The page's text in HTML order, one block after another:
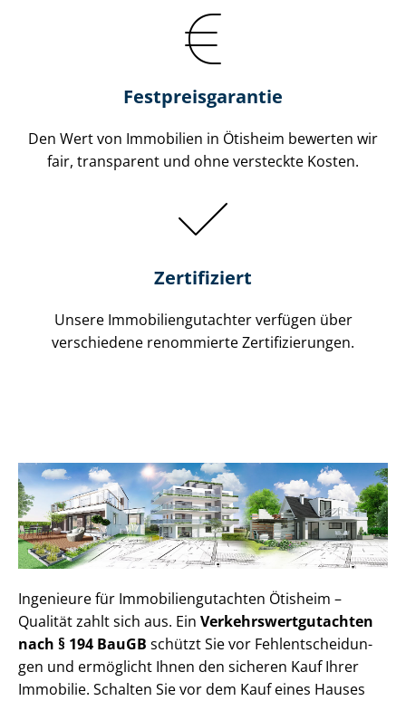
Festpreis​garantie
Den Wert von Immobilien in Ötisheim bewerten wir
fair, transparent und ohne versteckte Kosten.
Zertifiziert
Unsere Immobilien­gutachter verfügen über
verschiedene renommierte Zer­ti­fi­zie­run­gen.
Ingenieure für Im­mo­bi­li­en­gut­ach­ten Ötisheim –
Qualität zahlt sich aus. Ein Ver­kehrs­wert­gut­ach­ten
nach § 194 BauGB schützt Sie vor Fehl­ent­schei­dun­
gen und ermöglicht Ihnen den sicheren Kauf Ihrer
Immobilie. Schalten Sie vor dem Kauf eines Hauses